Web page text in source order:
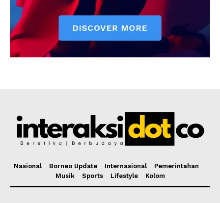
Nasional Borneo Update Internasional
Pemerintahan
Musik
Sports Lifestyle Kolom